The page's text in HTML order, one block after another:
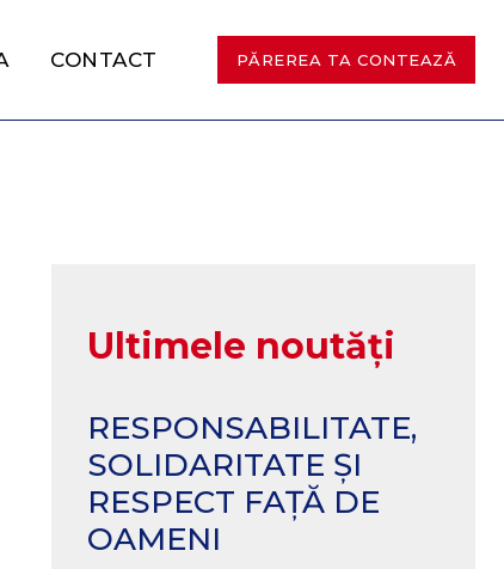
CONTACT PĂREREA TA CONTEAZĂ
Ultimele noutăți
RESPONSABILITATE,
SOLIDARITATE ȘI
RESPECT FAȚĂ DE
OAMENI